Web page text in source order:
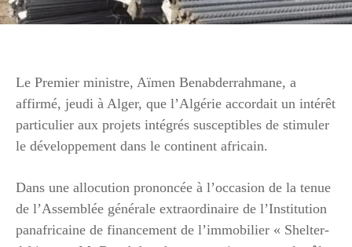
Le Premier ministre, Aïmen Benabderrahmane, a
affirmé, jeudi à Alger, que l’Algérie accordait un intérêt
particulier aux projets intégrés susceptibles de stimuler
le développement dans le continent africain.
Dans une allocution prononcée à l’occasion de la tenue
de l’Assemblée générale extraordinaire de l’Institution
panafricaine de financement de l’immobilier « Shelter-